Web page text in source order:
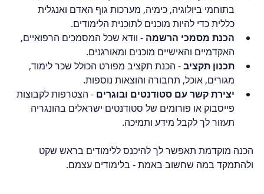
בתוחמי ביולוגיה, כימיה, מערכות גוף האדם ואנגלית
כללית כדי להיות מוכנים לתוכנית הלימודים.
הכנת מסמכי הרשמה - וודא שכל המסמכים הרפואיים,
האקדמיים והאישיים מוכנים ומאורגנים.
תכנון תקציב - הכנת תקציב מפורט הכולל שכר לימוד,
מגורים, אוכל, תחבורה והוצאות נוספות.
יצירת קשר עם סטודנטים ובוגרים - הצטרפות לקבוצות
פייסבוק או פורומים של סטודנטים ישראלים בהונגריה
תעזור לך לקבל מידע ותמיכה.
הכנה מוקדמת תאפשר לך להיכנס ללימודים בראש שקט
ולהתמקד במה שחשוב באמת - בלימודים עצמם.